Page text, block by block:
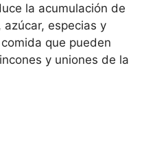
la acumulación de
especias y
que pueden
y uniones de la